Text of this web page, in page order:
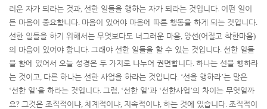
러운 자가 되라는 것과, 선한 일들을 행하는 자가 되라는 것입니다. 어떤 일이
든 마음이 중요합니다. 마음이 있어야 마음에 따른 행동을 하게 되는 것입니다.
선한 일들을 하기 위해서는 무엇보다도 너그러운 마음, 양선(어질고 착한마음)
의 마음이 있어야 합니다. 그래야 선한 일들을 할 수 있는 것입니다. 선한 일들
을 함에 있어서 오늘 성경은 두 가지로 나누어 권면합니다. 하나는 선을 행하라
는 것이고, 다른 하나는 선한 사업을 하라는 것입니다. ‘선을 행하라’는 말은
‘선한 일’을 하라는 것입니다. 그럼, ‘선한 일’과 ‘선한사업’의 차이는 무엇일까
요? 그것은 조직적이냐, 체계적이냐, 지속적이냐, 하는 것에 있습니다. 조직적이